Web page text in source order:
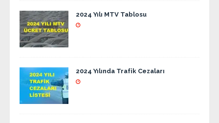
2024 Yılı MTV Tablosu
2024 Yılında Trafik Cezaları